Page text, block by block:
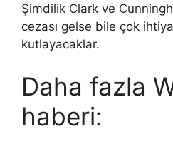
Şimdilik Clark ve
cezası gelse bile çok
kutlayacaklar.
Daha fazla
haberi: